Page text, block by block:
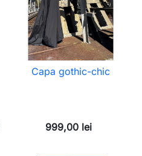
Capa gothic-chic
999,00 lei